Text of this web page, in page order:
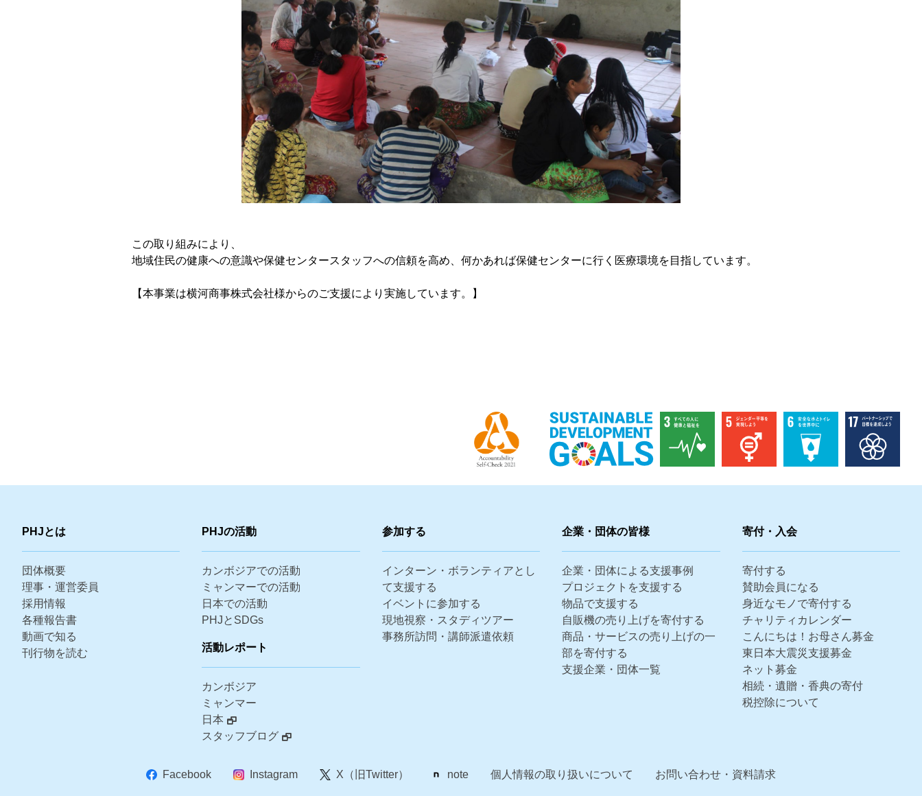
この取り組みにより、
地域住民の健康への意識や保健センタースタッフへの信頼を高め、何かあれば保健センターに行く医療環境を目指しています。
【本事業は横河商事株式会社様からのご支援により実施しています。】
PHJとは
団体概要
理事・運営委員
採用情報
各種報告書
動画で知る
刊行物を読む
PHJの活動
カンボジアでの活動
ミャンマーでの活動
日本での活動
PHJとSDGs
活動レポート
カンボジア
ミャンマー
日本
スタッフブログ
参加する
インターン・ボランティアとし
て支援する
イベントに参加する
現地視察・スタディツアー
事務所訪問・講師派遣依頼
企業・団体の皆様
企業・団体による支援事例
プロジェクトを支援する
物品で支援する
自販機の売り上げを寄付する
商品・サービスの売り上げの一
部を寄付する
支援企業・団体一覧
寄付・入会
寄付する
賛助会員になる
身近なモノで寄付する
チャリティカレンダー
こんにちは！お母さん募金
東日本大震災支援募金
ネット募金
相続・遺贈・香典の寄付
税控除について
Facebook Instagram X（旧Twitter） note 個人情報の取り扱いについて お問い合わせ・資料請求